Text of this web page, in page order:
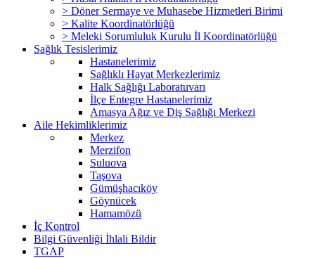
> Döner Sermaye ve Muhasebe Hizmetleri Birimi
> Kalite Koordinatörlüğü
> Meleki Sorumluluk Kurulu İl Koordinatörlüğü
Sağlık Tesislerimiz
Hastanelerimiz
Sağlıklı Hayat Merkezlerimiz
Halk Sağlığı Laboratuvarı
İlçe Entegre Hastanelerimiz
Amasya Ağız ve Diş Sağlığı Merkezi
Aile Hekimliklerimiz
Merkez
Merzifon
Suluova
Taşova
Gümüşhacıköy
Göynücek
Hamamözü
İç Kontrol
Bilgi Güvenliği İhlali Bildir
TGAP